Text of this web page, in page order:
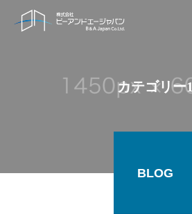
カテゴリー1
BLOG